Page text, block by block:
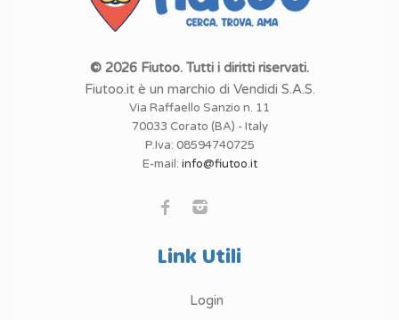
© 2026 Fiutoo. Tutti i diritti riservati.
Fiutoo.it è un marchio di Vendidi S.A.S.
Via Raffaello Sanzio n. 11
70033 Corato (BA) - Italy
P.Iva: 08594740725
E-mail: info@fiutoo.it
Link Utili
Login